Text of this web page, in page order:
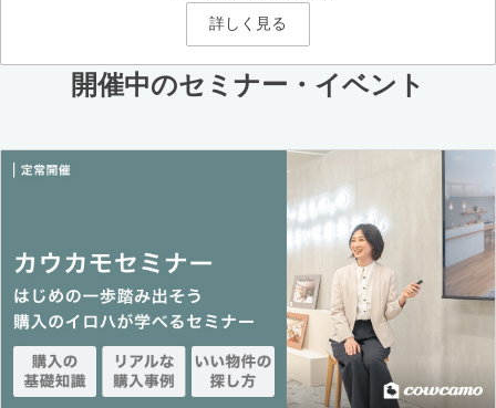
詳しく見る
開催中のセミナー・イベント